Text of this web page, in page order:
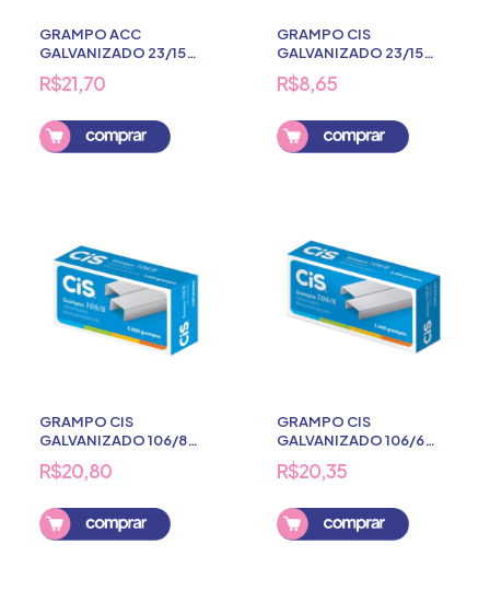
GRAMPO ACC
GALVANIZADO 23/15
5000 UND
R$21,70
GRAMPO CIS
GALVANIZADO 23/15
1000 UNDS
R$8,65
GRAMPO CIS
GALVANIZADO 106/8
3000 UNDS
R$20,80
GRAMPO CIS
GALVANIZADO 106/6
3500 UNDS
R$20,35